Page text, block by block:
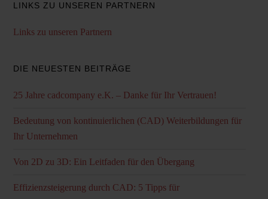
LINKS ZU UNSEREN PARTNERN
Links zu unseren Partnern
DIE NEUESTEN BEITRÄGE
25 Jahre cadcompany e.K. – Danke für Ihr Vertrauen!
Bedeutung von kontinuierlichen (CAD) Weiterbildungen für
Ihr Unternehmen
Von 2D zu 3D: Ein Leitfaden für den Übergang
Effizienzsteigerung durch CAD: 5 Tipps für